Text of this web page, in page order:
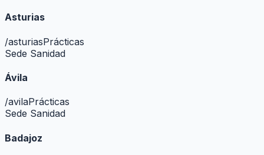
Asturias
/asturiasPrácticas
Sede Sanidad
Ávila
/avilaPrácticas
Sede Sanidad
Badajoz